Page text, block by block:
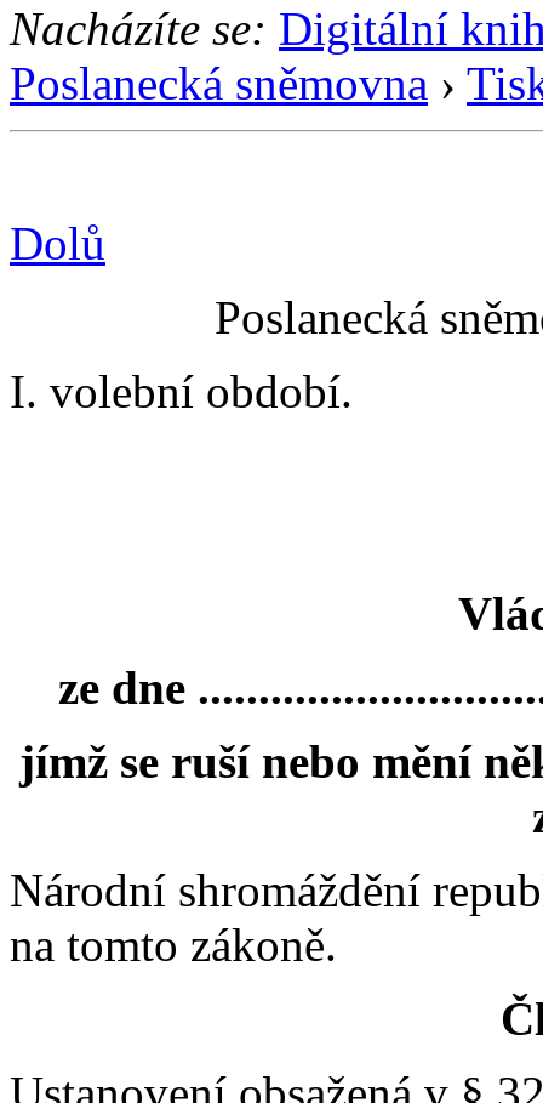
Nacházíte se: Digitální
Poslanecká sněmovna ›
Dolů
Poslanecká
I. volební období.
ze dne
jímž se ruší nebo mění
Národní shromáždění
na tomto zákoně.
Ustanovení obsažená v §